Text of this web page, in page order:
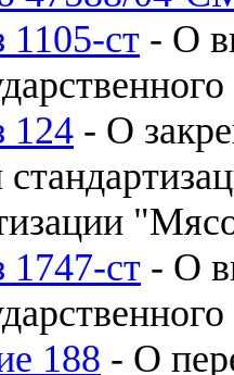
1105-ст - О
124 - О
1747-ст - О
188 - О